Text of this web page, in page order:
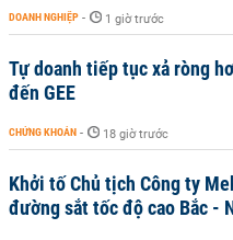
DOANH NGHIỆP - 1 giờ trước
Tự doanh tiếp tục xả ròng
đến GEE
CHỨNG KHOÁN - 18 giờ trước
Khởi tố Chủ tịch Công ty
đường sắt tốc độ cao Bắc -